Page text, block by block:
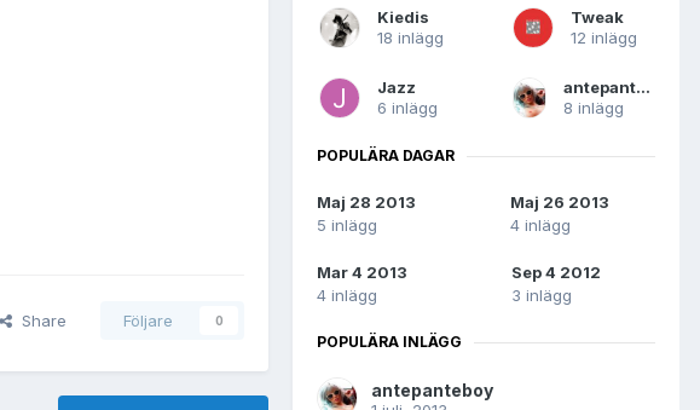
Share Följare 0
Kiedis
18 inlägg
Tweak
12 inlägg
Jazz
6 inlägg
antepanteboy
8 inlägg
POPULÄRA DAGAR
Maj 28 2013
5 inlägg
Maj 26 2013
4 inlägg
Mar 4 2013
4 inlägg
Sep 4 2012
3 inlägg
POPULÄRA INLÄGG
antepanteboy